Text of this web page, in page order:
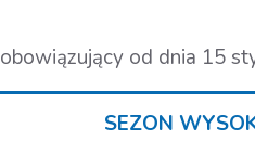
obowiązujący od dnia 15
SEZON